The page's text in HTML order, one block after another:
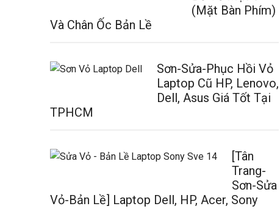
(Mặt Bàn Phím)
Và Chân Ốc Bản Lề
Sơn-Sửa-Phục Hồi Vỏ
Laptop Cũ HP, Lenovo,
Dell, Asus Giá Tốt Tại
TPHCM
[Tân
Trang-
Sơn-Sửa
Vỏ-Bản Lề] Laptop Dell, HP, Acer, Sony